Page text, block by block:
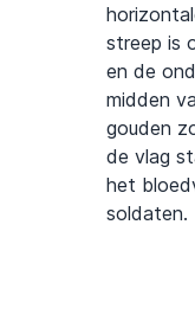
streep is
en de
midden
gouden
de vlag
het
soldaten.